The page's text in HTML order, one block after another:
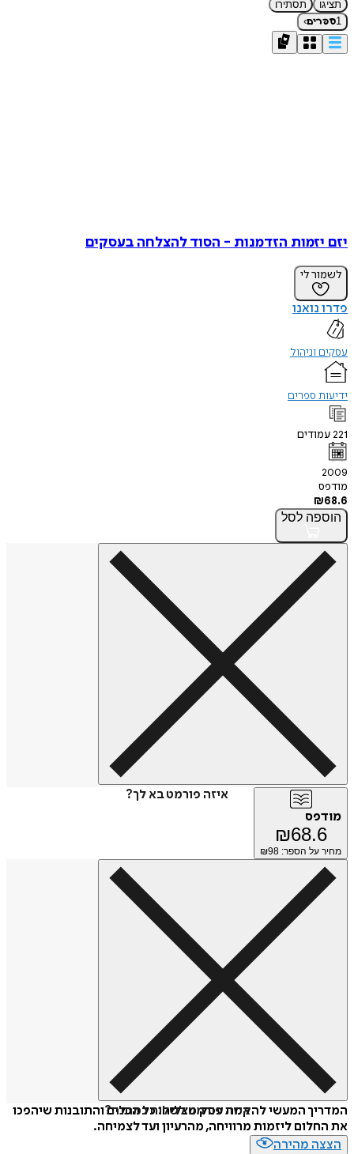
תציגו
תסתירו
1ספרים›
יזם יזמות הזדמנות - הסוד להצלחה בעסקים
לשמור לי
פדרו נואנו
עסקים וניהול
ידיעות ספרים
221עמודים
2009
מודפס
₪68.6
הוספה לסל
איזה פורמט בא לך?
מודפס
₪68.6
מחיר על הספר: ₪ 98
איזה פורמט לשלוח כמתנה?
המדריך המעשי להקמת עסק מצליח: כל הכלים והתובנות שיהפכו
את החלום ליזמות מרוויחה, מהרעיון ועד לצמיחה.
הצצה מהירה